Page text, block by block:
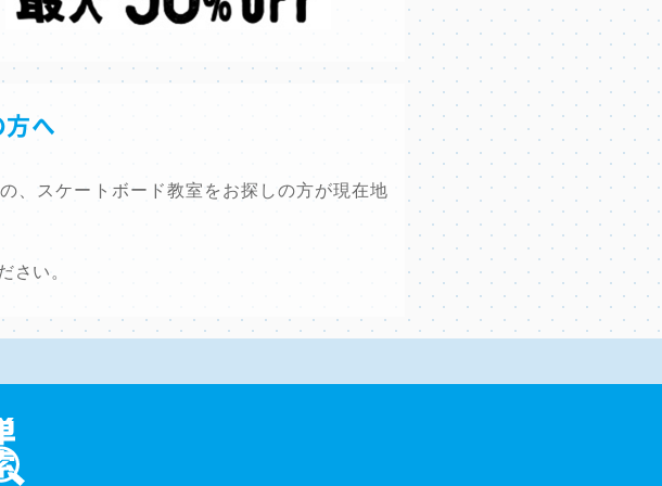
へ
の、スケートボード教室をお探しの方が現在地
さい。